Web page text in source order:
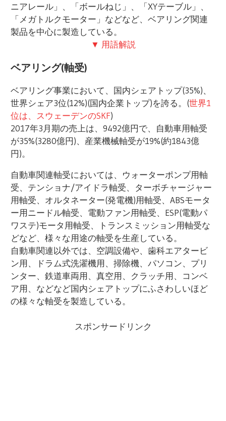
ニアレール」、「ボールねじ」、「XYテーブル」、
「メガトルクモーター」などなど、ベアリング関連
製品を中心に製造している。
▼ 用語解説
ベアリング(軸受)
ベアリング事業において、国内シェアトップ(35%)、
世界シェア3位(12%)(国内企業トップ)を誇る。(世界1
位は、スウェーデンのSKF)
2017年3月期の売上は、9492億円で、自動車用軸受
が35%(3280億円)、産業機械軸受が19%(約1843億
円)。
自動車関連軸受においては、ウォーターポンプ用軸
受、テンショナ/アイドラ軸受、ターボチャージャー
用軸受、オルタネーター(発電機)用軸受、ABSモータ
ー用ニードル軸受、電動ファン用軸受、ESP(電動パ
ワステ)モータ用軸受、トランスミッション用軸受な
どなど、様々な用途の軸受を生産している。
自動車関連以外では、空調設備や、歯科エアタービ
ン用、ドラム式洗濯機用、掃除機、パソコン、プリ
ンター、鉄道車両用、真空用、クラッチ用、コンベ
ア用、などなど国内シェアトップにふさわしいほど
の様々な軸受を製造している。
スポンサードリンク